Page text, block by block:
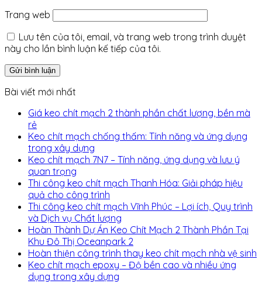
Trang web
Lưu tên của tôi, email, và trang web trong trình duyệt
này cho lần bình luận kế tiếp của tôi.
Bài viết mới nhất
Giá keo chít mạch 2 thành phần chất lượng, bền mà
rẻ
Keo chít mạch chống thấm: Tính năng và ứng dụng
trong xây dựng
Keo chít mạch 7N7 – Tính năng, ứng dụng và lưu ý
quan trọng
Thi công keo chít mạch Thanh Hóa: Giải pháp hiệu
quả cho công trình
Thi công keo chít mạch Vĩnh Phúc – Lợi ích, Quy trình
và Dịch vụ Chất lượng
Hoàn Thành Dự Án Keo Chít Mạch 2 Thành Phần Tại
Khu Đô Thị Oceanpark 2
Hoàn thiện công trình thay keo chít mạch nhà vệ sinh
Keo chít mạch epoxy – Độ bền cao và nhiều ứng
dụng trong xây dựng